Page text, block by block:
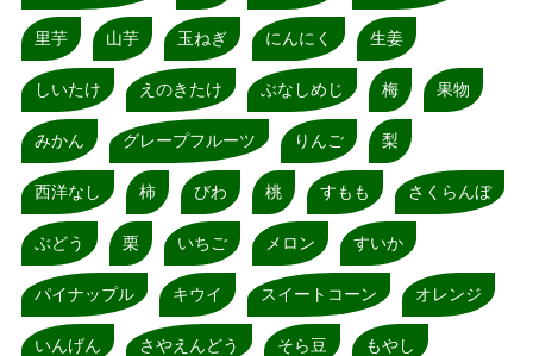
里芋 山芋 玉ねぎ にんにく 生姜
しいたけ えのきたけ ぶなしめじ 梅 果物
みかん グレープフルーツ りんご 梨
西洋なし 柿 びわ 桃 すもも さくらんぼ
ぶどう 栗 いちご メロン すいか
パイナップル キウイ スイートコーン オレンジ
いんげん さやえんどう そら豆 もやし